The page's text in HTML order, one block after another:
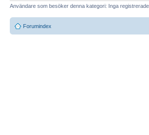
Användare som besöker denna kategori: Inga
Forumindex